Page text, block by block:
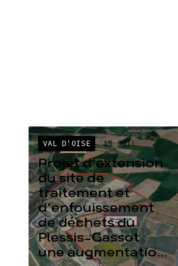
VAL D'OISE 15 JUIL
Projet d’extension
du site de
traitement et
d’enfouissement
de déchets du
Plessis-Gassot :
une augmentatio...